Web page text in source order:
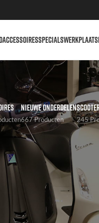
ACCESSOIRESSPECIALSWERKPLAATS
NIEUWE ONDERDELEN
667 Producten 245
Weergaven 9